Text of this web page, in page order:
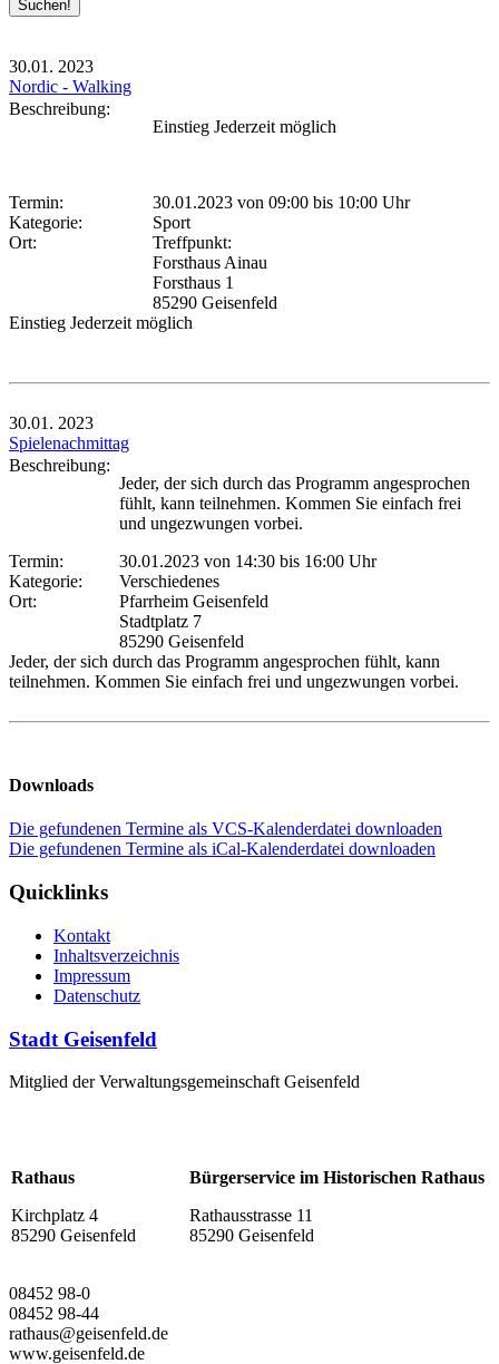
30.01. 2023
Nordic - Walking
Beschreibung:
Einstieg Jederzeit möglich
Termin: 30.01.2023 von 09:00 bis 10:00 Uhr
Kategorie:
Sport
Ort:
Treffpunkt:
Forsthaus Ainau
Forsthaus 1
85290 Geisenfeld
Einstieg Jederzeit möglich
30.01. 2023
Spielenachmittag
Beschreibung:
Jeder, der sich durch das Programm angesprochen
fühlt, kann teilnehmen. Kommen Sie einfach frei
und ungezwungen vorbei.
Termin:
30.01.2023 von 14:30 bis 16:00 Uhr
Kategorie:
Verschiedenes
Ort:
Pfarrheim Geisenfeld
Stadtplatz 7
85290 Geisenfeld
Jeder, der sich durch das Programm angesprochen fühlt, kann
teilnehmen. Kommen Sie einfach frei und ungezwungen vorbei.
Downloads
Die gefundenen Termine als VCS-Kalenderdatei downloaden
Die gefundenen Termine als iCal-Kalenderdatei downloaden
Quicklinks
Kontakt
Inhaltsverzeichnis
Impressum
Datenschutz
Stadt Geisenfeld
Mitglied der Verwaltungsgemeinschaft Geisenfeld
Rathaus
Kirchplatz 4
85290 Geisenfeld
Bürgerservice im Historischen Rathaus
Rathausstrasse 11
85290 Geisenfeld
08452 98-0
08452 98-44
rathaus@geisenfeld.de
www.geisenfeld.de